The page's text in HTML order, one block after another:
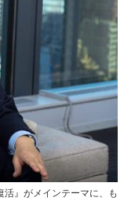
活』がメインテーマに、も